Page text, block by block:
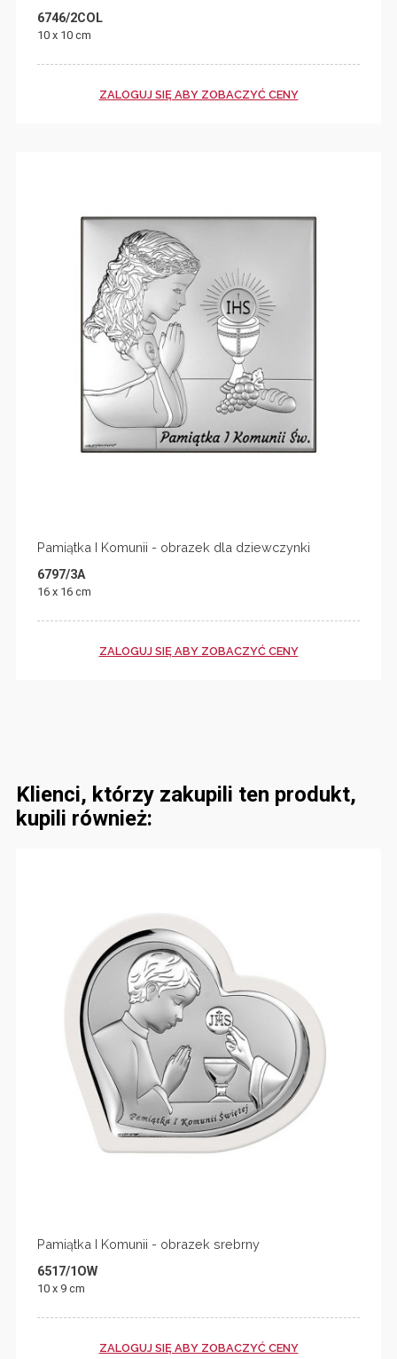
6746/2COL
10 x 10 cm
ZALOGUJ SIĘ ABY ZOBACZYĆ CENY
Pamiątka I Komunii - obrazek dla dziewczynki
6797/3A
16 x 16 cm
ZALOGUJ SIĘ ABY ZOBACZYĆ CENY
Klienci, którzy zakupili ten produkt,
kupili również:
Pamiątka I Komunii - obrazek srebrny
6517/1OW
10 x 9 cm
ZALOGUJ SIĘ ABY ZOBACZYĆ CENY